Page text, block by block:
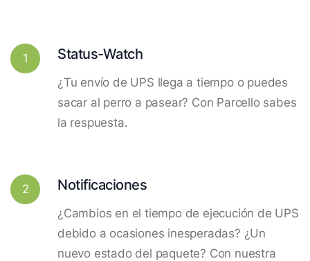
1 Status-Watch
¿Tu envío de UPS llega a tiempo o puedes
sacar al perro a pasear? Con Parcello sabes
la respuesta.
2 Notificaciones
¿Cambios en el tiempo de ejecución de UPS
debido a ocasiones inesperadas? ¿Un
nuevo estado del paquete? Con nuestra